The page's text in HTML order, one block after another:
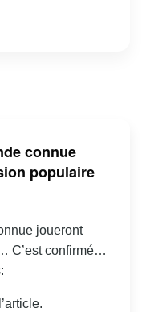
connue
populaire
joueront
C’est confirmé…